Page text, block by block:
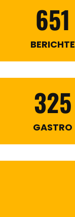
651
BERICHTE
325
GASTRO